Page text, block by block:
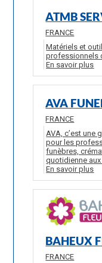
ATMB
FRANCE
Matériels et
professionnels
En savoir plus
AVA
FRANCE
AVA, c’est une
pour les
funèbres,
quotidienne aux
En savoir plus
BAHEUX
FRANCE